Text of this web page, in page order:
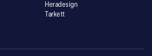
Heradesign
Tarkett